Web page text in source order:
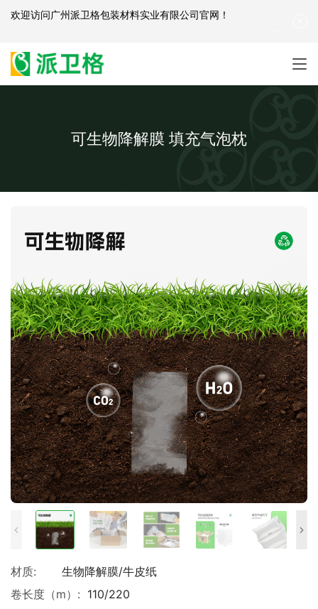
可生物降解膜 填充气泡枕
材质:
生物降解膜/牛皮纸
卷长度（m）: 110/220
欢迎访问广州派卫格包装材料实业有限公司官网 ！